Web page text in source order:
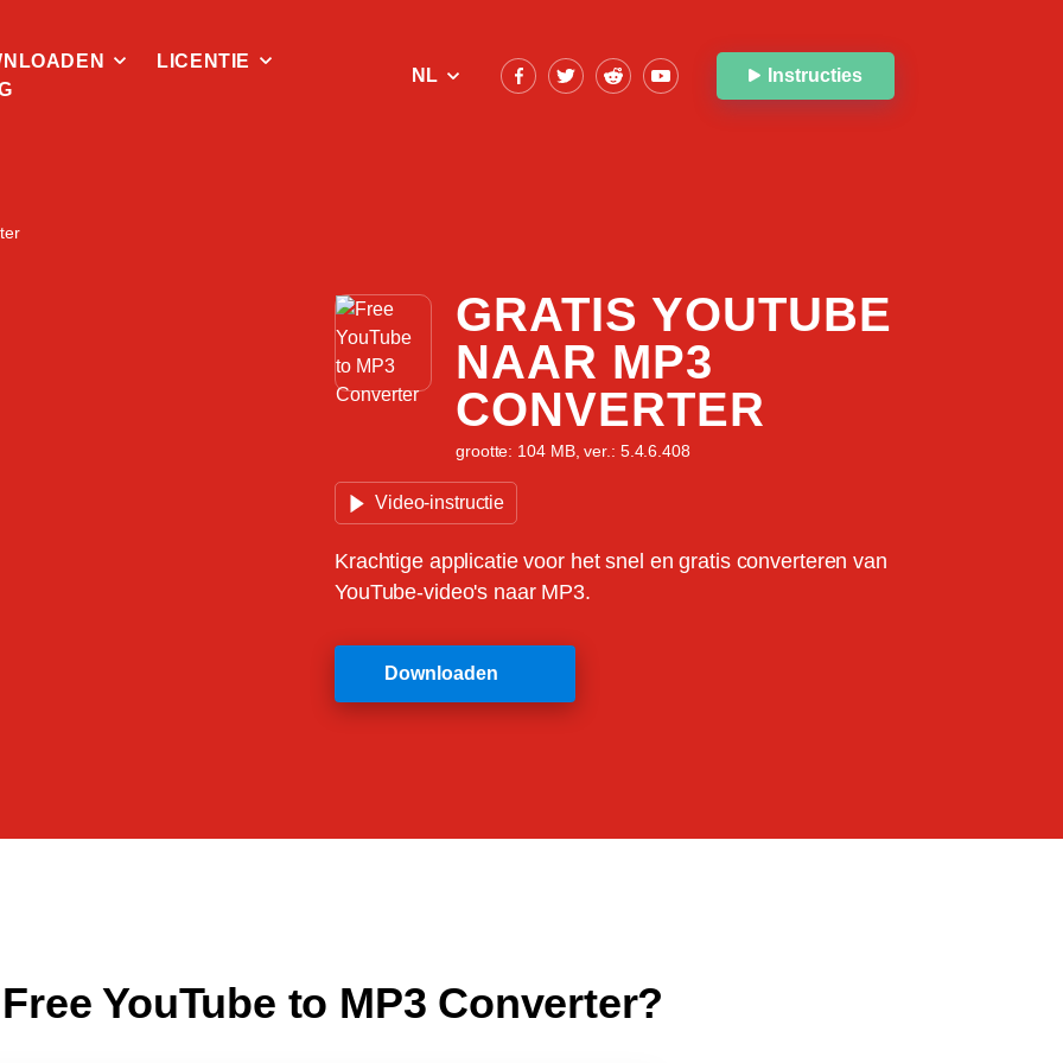
LICENTIE
NL Instructies
GRATIS YOUTUBE
NAAR MP3
CONVERTER
grootte: 104 MB, ver.: 5.4.6.408
Video-instructie
Krachtige applicatie voor het snel en gratis converteren van
YouTube-video's naar MP3.
Downloaden
YouTube to MP3 Converter?